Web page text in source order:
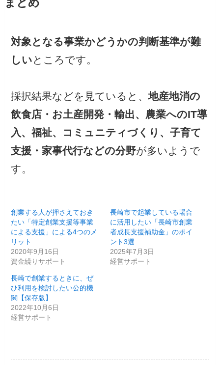
まとめ
対象となる事業かどうかの判断基準が難
しいところです。
採択結果などを見ていると、地産地消の
飲食店・お土産開発・輸出、農業へのIT導
入、福祉、コミュニティづくり、子育て
支援・家事代行などの分野が多いようで
す。
創業する人が押さえておき
たい「特定創業支援等事業
による支援」による4つのメ
リット
2020年9月16日
資金繰りサポート
長崎市で起業している場合
に活用したい「長崎市創業
者成長支援補助金」のポイ
ント3選
2025年7月3日
経営サポート
長崎で創業するときに、ぜ
ひ利用を検討したい公的機
関【保存版】
2022年10月6日
経営サポート